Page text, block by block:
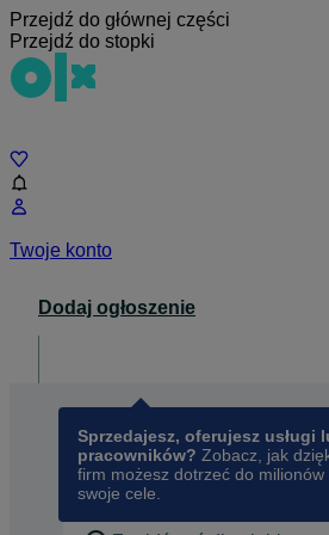
Przejdź do głównej części
Przejdź do stopki
Twoje konto
Dodaj ogłoszenie
Sprzedajesz, oferujesz usługi
pracowników? Zobacz, jak
firm możesz dotrzeć do
swoje cele.